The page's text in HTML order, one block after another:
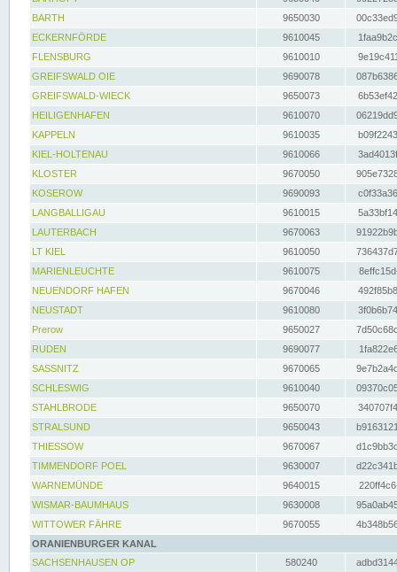
BARTH
9650030
ECKERNFÖRDE
9610045
FLENSBURG
9610010
GREIFSWALD OIE
9690078
GREIFSWALD-WIECK
9650073
HEILIGENHAFEN
9610070
KAPPELN
9610035
KIEL-HOLTENAU
9610066
KLOSTER
9670050
KOSEROW
9690093
LANGBALLIGAU
9610015
LAUTERBACH
9670063
LT KIEL
9610050
MARIENLEUCHTE
9610075
NEUENDORF HAFEN
9670046
NEUSTADT
9610080
Prerow
9650027
RUDEN
9690077
SASSNITZ
9670065
SCHLESWIG
9610040
STAHLBRODE
9650070
STRALSUND
9650043
THIESSOW
9670067
TIMMENDORF POEL
9630007
WARNEMÜNDE
9640015
WISMAR-BAUMHAUS
9630008
WITTOWER FÄHRE
9670055
ORANIENBURGER KANAL
SACHSENHAUSEN OP
580240